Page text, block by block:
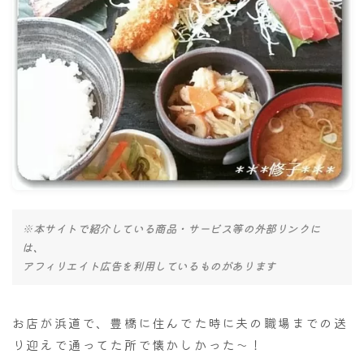
ナナちゃん人形
※本サイトで紹介している商品・サービス等の外部リンクに
は、
アフィリエイト広告を利用しているものがあります
お店が浜道で、豊橋に住んでた時に夫の職場までの送
り迎えで通ってた所で懐かしかった～！